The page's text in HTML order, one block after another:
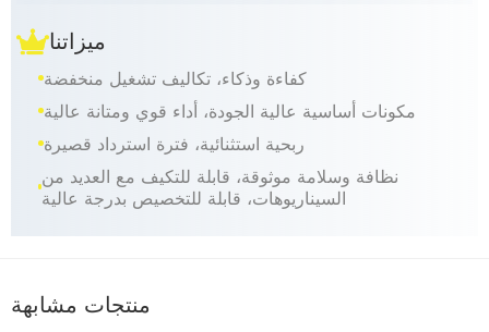
ميزاتنا
كفاءة وذكاء، تكاليف تشغيل منخفضة
مكونات أساسية عالية الجودة، أداء قوي ومتانة عالية
ربحية استثنائية، فترة استرداد قصيرة
نظافة وسلامة موثوقة، قابلة للتكيف مع العديد من
السيناريوهات، قابلة للتخصيص بدرجة عالية
منتجات مشابهة